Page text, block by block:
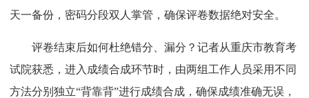
天一备份，密码分段双人掌管，确保评卷数据绝对安全。
评卷结束后如何杜绝错分、漏分？记者从重庆市教育考
试院获悉，进入成绩合成环节时，由两组工作人员采用不同
方法分别独立“背靠背”进行成绩合成，确保成绩准确无误，